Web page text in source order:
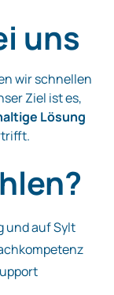
uns
wir schnellen
Ziel ist es,
Lösung
und auf Sylt